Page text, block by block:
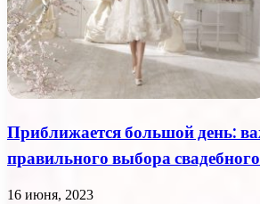
Приближается большой день:
правильного выбора
16 июня, 2023